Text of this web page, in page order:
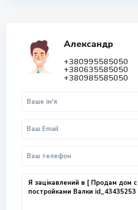
Александр
+380995585050
+380635585050
+380985585050